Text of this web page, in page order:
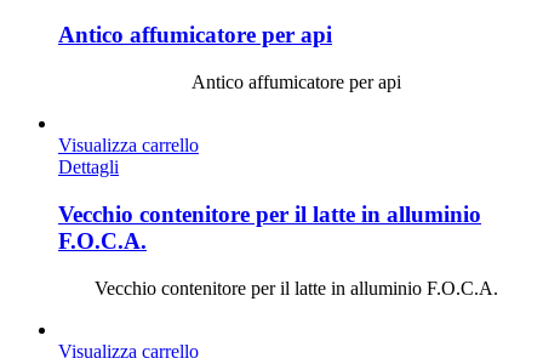
Antico affumicatore per api
Antico affumicatore per api
Visualizza carrello
Dettagli
Vecchio contenitore per il latte in alluminio
F.O.C.A.
Vecchio contenitore per il latte in alluminio F.O.C.A.
Visualizza carrello